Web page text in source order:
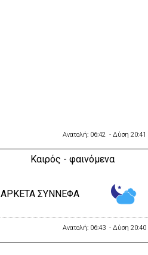
Ανατολή: 06:42 - Δύση 20:41
Καιρός - φαινόμενα
ΑΡΚΕΤΑ ΣΥΝΝΕΦΑ
Ανατολή: 06:43 - Δύση 20:40